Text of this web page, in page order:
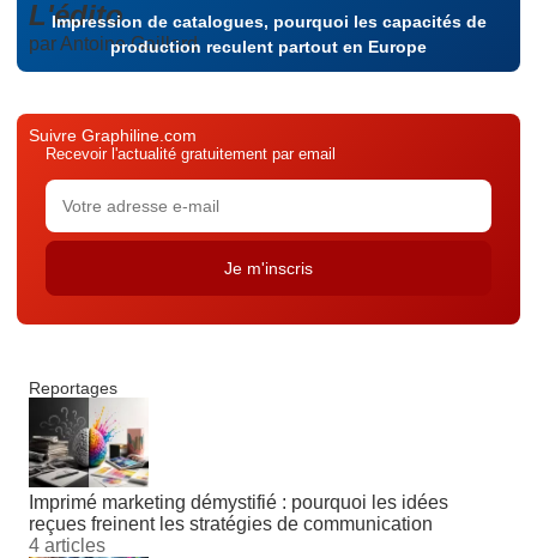
L'édito
par Antoine Gaillard
Impression de catalogues, pourquoi les capacités de
production reculent partout en Europe
Suivre Graphiline.com
Recevoir l'actualité gratuitement par email
Reportages
Imprimé marketing démystifié : pourquoi les idées
reçues freinent les stratégies de communication
4 articles